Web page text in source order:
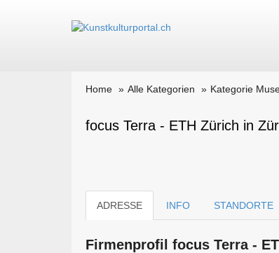
Home Alle Kategorien Kategorie
focus Terra - ETH Zürich in
ADRESSE INFO STANDORTE
Firmen­profil focus Terra -